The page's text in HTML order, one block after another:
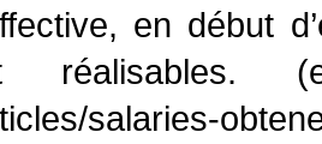
en début
réalisables.
salaries-